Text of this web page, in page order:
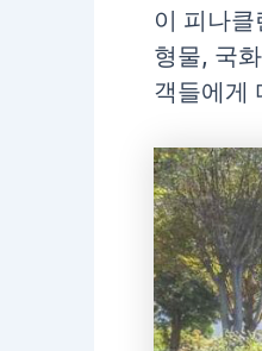
이 피나
형물, 국
객들에게